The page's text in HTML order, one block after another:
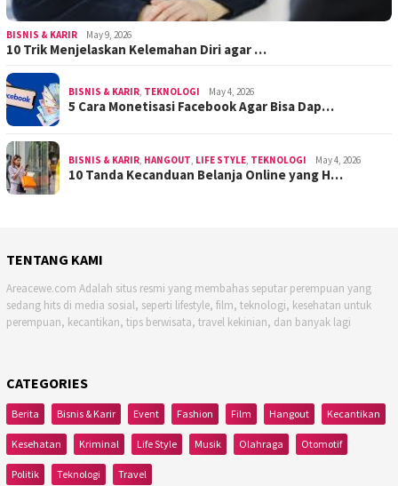
BISNIS & KARIR May 9, 2026
10 Trik Menjelaskan Kelemahan Diri agar …
BISNIS & KARIR, TEKNOLOGI May 4, 2026
5 Cara Monetisasi Facebook Agar Bisa Dap…
BISNIS & KARIR, HANGOUT, LIFE STYLE, TEKNOLOGI May 4, 2026
10 Tanda Kecanduan Belanja Online yang H…
TENTANG KAMI
Areacewe.com Adalah situs resmi yang membahas seputar perempuan yang
sedang hits di media sosial, seperti lifestyle, film, teknologi, kesehatan untuk
perempuan, kecantikan, tips berwisata, travel kekinian, dan banyak lagi
CATEGORIES
Berita Bisnis & Karir Event Fashion Film Hangout Kecantikan
Kesehatan Kriminal Life Style Musik Olahraga Otomotif
Politik Teknologi Travel